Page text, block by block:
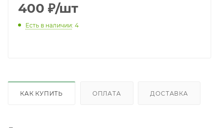
400 ₽/шт
Есть в наличии: 4
КАК КУПИТЬ ОПЛАТА ДОСТАВКА